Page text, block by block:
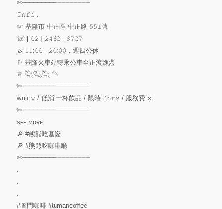
✄┈┈┈┈┈┈┈┈┈┈┈┈┈┈┈┈┈
𝙸𝚗𝚏𝚘 .
☞ 基隆市 中正區 中正路 𝟻𝟻𝟷號
☏ [ 𝟶𝟸 ] 𝟸𝟺𝟼𝟸 - 𝟾𝟽𝟸𝟽
☼ 𝟷𝟷:𝟶𝟶 - 𝟸𝟶:𝟶𝟶，週四公休
⚐ 基隆火車站轉乘公車至正濱漁港
♕ 𓆡𓆡𓆡𓆞
✄┈┈┈┈┈┈┈┈┈┈┈┈┈┈┈┈┈
ᴡɪғɪ 𝚟 / 低消 一杯飲品 / 限時 𝟸𝚑𝚛𝚜 / 服務費 𝚡
✄┈┈┈┈┈┈┈┈┈┈┈┈┈┈┈┈┈
sᴇᴇ ᴍᴏʀᴇ
🔎 #熊熊吃基隆
🔎 #熊熊吃咖啡廳
✄┈┈┈┈┈┈┈┈┈┈┈┈┈┈┈┈┈
#圖門咖啡 #tumancoffee